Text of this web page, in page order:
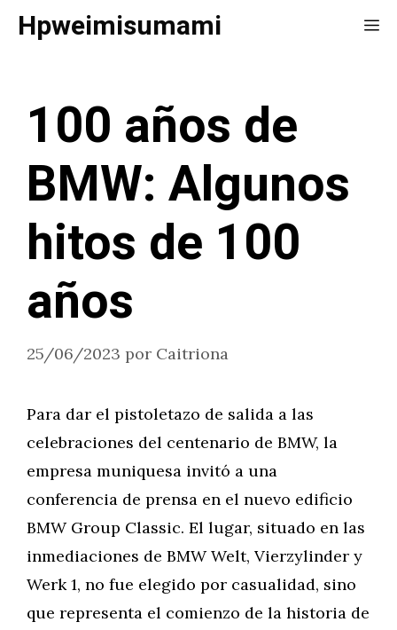
SaltarHpweimisumami
100 años de
BMW: Algunos
hitos de 100
años
25/06/2023 por Caitriona
Para dar el pistoletazo de salida a las
celebraciones del centenario de BMW, la
empresa muniquesa invitó a una
conferencia de prensa en el nuevo edificio
BMW Group Classic. El lugar, situado en las
inmediaciones de BMW Welt, Vierzylinder y
Werk 1, no fue elegido por casualidad, sino
que representa el comienzo de la historia de